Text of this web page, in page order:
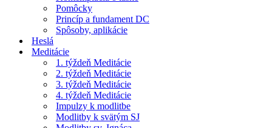
Pomôcky
Princíp a fundament DC
Spôsoby, aplikácie
Heslá
Meditácie
1. týždeň Meditácie
2. týždeň Meditácie
3. týždeň Meditácie
4. týždeň Meditácie
Impulzy k modlitbe
Modlitby k svätým SJ